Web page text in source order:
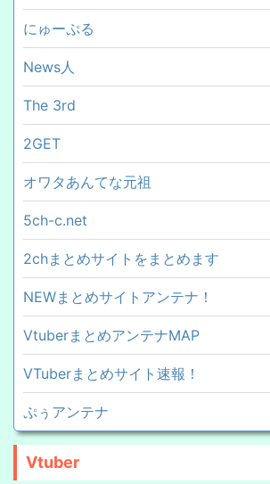
にゅーぷる
News人
The 3rd
2GET
オワタあんてな元祖
5ch-c.net
2chまとめサイトをまとめます
NEWまとめサイトアンテナ！
VtuberまとめアンテナMAP
VTuberまとめサイト速報！
ぷぅアンテナ
Vtuber